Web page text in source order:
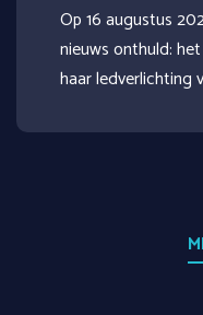
Op 16 augustus
nieuws onthuld:
haar ledverlichting